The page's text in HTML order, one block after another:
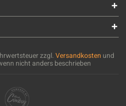
zzgl.Versandkosten und
nicht anders beschrieben